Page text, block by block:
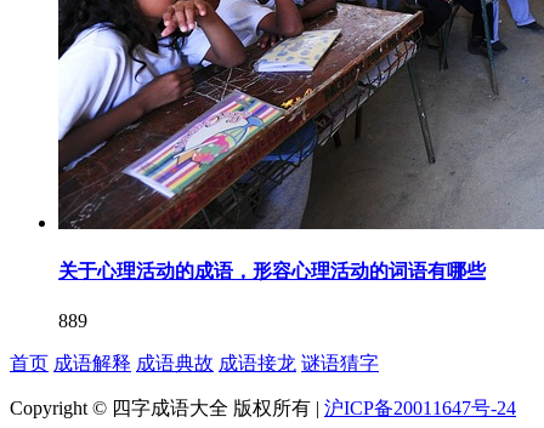
关于心理活动的成语，形容心理活动的词语有哪些
889
首页 成语解释 成语典故 成语接龙 谜语猜字
Copyright © 四字成语大全 版权所有 | 沪ICP备20011647号-24